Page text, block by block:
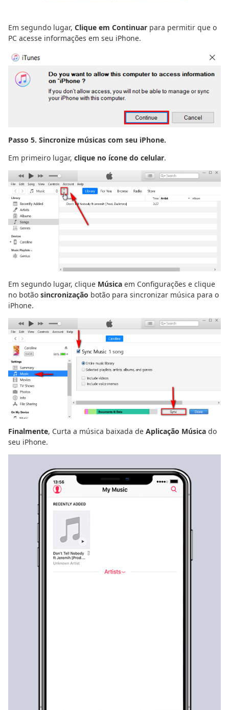
Em segundo lugar, Clique em Continuar para permitir que o
PC acesse informações em seu iPhone.
Passo 5. Sincronize músicas com seu iPhone.
Em primeiro lugar, clique no ícone do celular.
Em segundo lugar, clique Música em Configurações e clique
no botão sincronização botão para sincronizar música para o
iPhone.
Finalmente, Curta a música baixada de Aplicação Música do
seu iPhone.